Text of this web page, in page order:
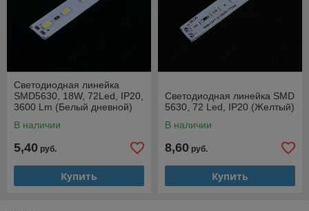
Светодиодная линейка
SMD5630, 18W, 72Led, IP20,
3600 Lm (Белый дневной)
В наличии
5,40 руб.
Купить
Светодиодная линейка SMD
5630, 72 Led, IP20 (Желтый)
В наличии
8,60 руб.
Купить